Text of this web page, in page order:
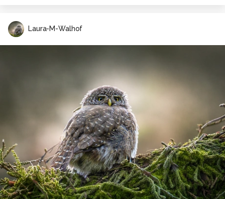
Laura-M-Walhof